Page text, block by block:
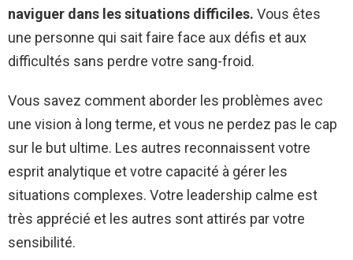
naviguer dans les situations difficiles. Vous êtes
une personne qui sait faire face aux défis et aux
difficultés sans perdre votre sang-froid.
Vous savez comment aborder les problèmes avec
une vision à long terme, et vous ne perdez pas le cap
sur le but ultime. Les autres reconnaissent votre
esprit analytique et votre capacité à gérer les
situations complexes. Votre leadership calme est
très apprécié et les autres sont attirés par votre
sensibilité.